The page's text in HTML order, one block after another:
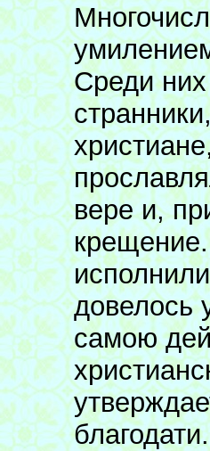
Среди
вере и,
довелось
самою
благодати.